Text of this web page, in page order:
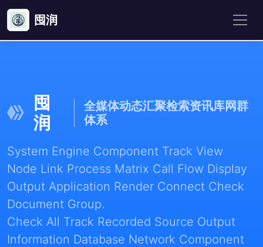
囤润
囤
润
全媒体动态汇聚检索资讯库网群
体系
System Engine Component Track View
Node Link Process Matrix Call Flow Display
Output Application Render Connect Check
Document Group.
Check All Track Recorded Source Output
Information Database Network Component